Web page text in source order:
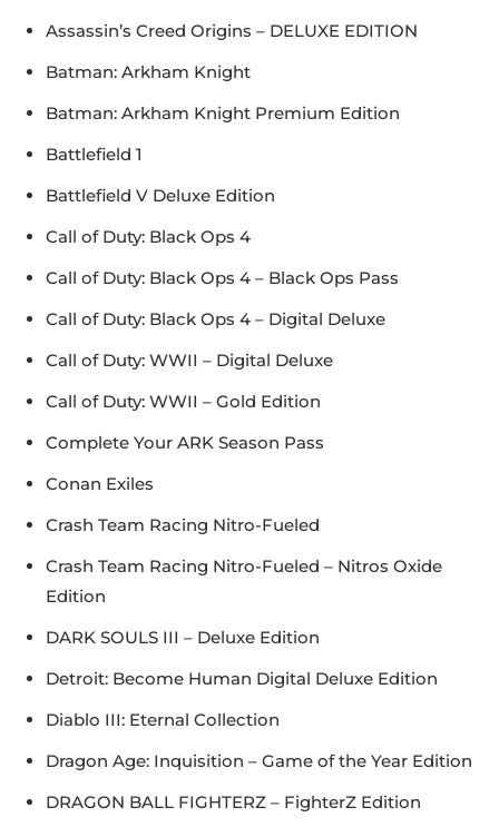
Assassin’s Creed Origins – DELUXE EDITION
Batman: Arkham Knight
Batman: Arkham Knight Premium Edition
Battlefield 1
Battlefield V Deluxe Edition
Call of Duty: Black Ops 4
Call of Duty: Black Ops 4 – Black Ops Pass
Call of Duty: Black Ops 4 – Digital Deluxe
Call of Duty: WWII – Digital Deluxe
Call of Duty: WWII – Gold Edition
Complete Your ARK Season Pass
Conan Exiles
Crash Team Racing Nitro-Fueled
Crash Team Racing Nitro-Fueled – Nitros Oxide
Edition
DARK SOULS III – Deluxe Edition
Detroit: Become Human Digital Deluxe Edition
Diablo III: Eternal Collection
Dragon Age: Inquisition – Game of the Year Edition
DRAGON BALL FIGHTERZ – FighterZ Edition